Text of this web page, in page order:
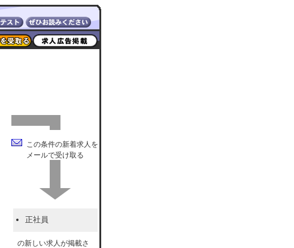
この条件の新着求人を
メールで受け取る
正社員
の新しい求人が掲載さ